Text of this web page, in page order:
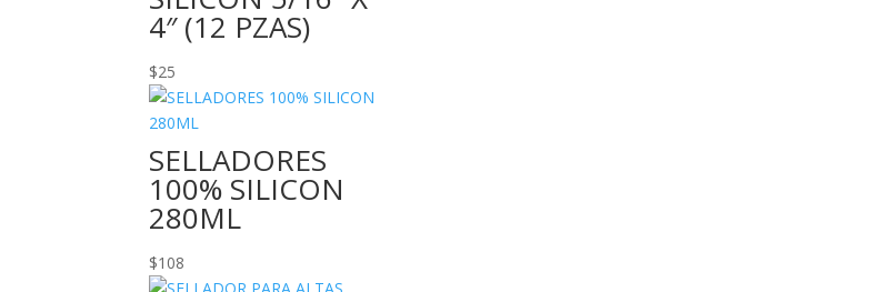
4″ (12 PZAS)
$25
SELLADORES
100% SILICON
280ML
$108